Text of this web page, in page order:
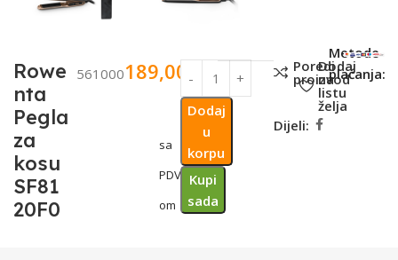
Rowe
nta
Pegla
za
kosu
SF81
20F0
561000189,00 KM
sa
PDV-
om
Dodaj
u
korpu
Kupi
sada
Poredi
proizvod
Dodaj
na
listu
želja
Dijeli:
Metode
plaćanja: